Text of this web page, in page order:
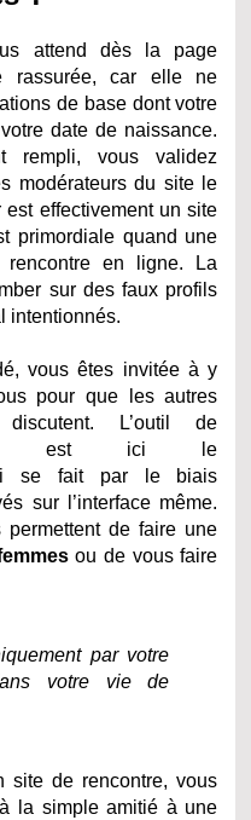
attend dès la page
rassurée, car elle ne
de base dont votre
date de naissance.
rempli, vous validez
modérateurs du site le
effectivement un site
primordiale quand une
rencontre en ligne. La
sur des faux profils
intentionnés.
vous êtes invitée à y
pour que les autres
L’outil de
est ici le
se fait par le biais
sur l’interface même.
de faire une
ou de vous faire
par votre
votre vie de
site de rencontre, vous
la simple amitié à une